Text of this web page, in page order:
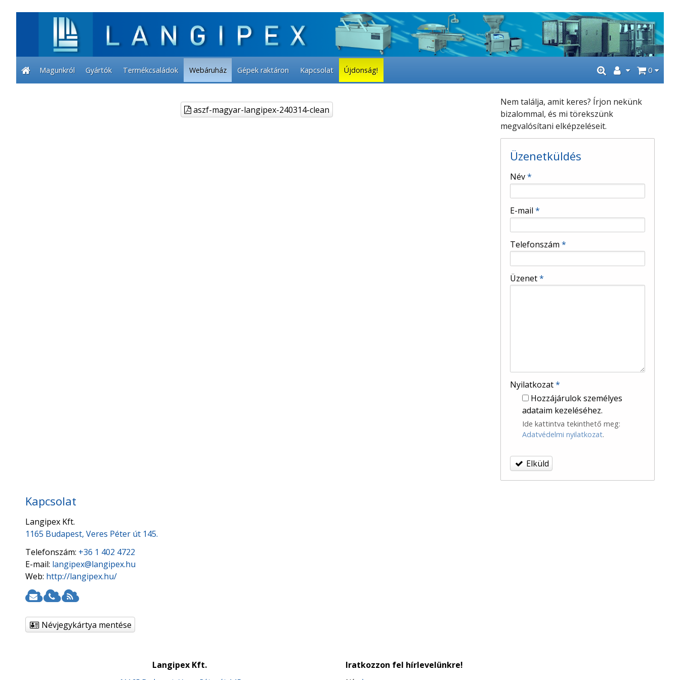
0
Magunkról Gyártók Termékcsaládok Webáruház Gépek raktáron Kapcsolat Újdonság!
aszf-magyar-langipex-240314-clean
Nem találja, amit keres? Írjon nekünk
bizalommal, és mi törekszünk
megvalósítani elképzeléseit.
Üzenetküldés
-
Név*
E-mail *
Telefonszám *
Üzenet*
Nyilatkozat*
Hozzájárulok személyes
adataim kezeléséhez.
Ide kattintva tekinthető meg:
Adatvédelmi nyilatkozat.
Elküld
Kapcsolat
Langipex Kft.
1165 Budapest, Veres Péter út 145.
Telefonszám: +36 1 402 4722
E-mail: langipex@langipex.hu
Web: http://langipex.hu/
Névjegykártya mentése
Langipex Kft. Iratkozzon fel hírlevelünkre!